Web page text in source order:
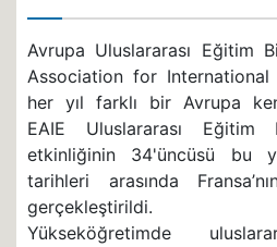
Avrupa Uluslararası Eğitim
Association for International
her yıl farklı bir Avrupa
EAIE Uluslararası Eğitim
etkinliğinin 34'üncüsü bu
tarihleri arasında
gerçekleştirildi.
Yükseköğretimde